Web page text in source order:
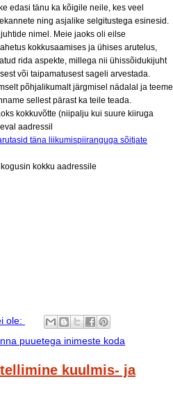
edasi tänu ka kõigile neile, kes veel
ning asjalike selgitustega esinesid.
nimel. Meie jaoks oli eilse
kokkusaamises ja ühises arutelus,
rida aspekte, millega nii ühissõidukijuht
või taipamatusest sageli arvestada.
põhjalikumalt järgmisel nädalal ja teeme
sellest pärast ka teile teada.
kokkuvõtte (niipalju kui suure kiiruga
aadressil
täna liikumispiiranguga sõitjate
kokku aadressile
ole:
puuetega inimeste koda
kuulmis- ja